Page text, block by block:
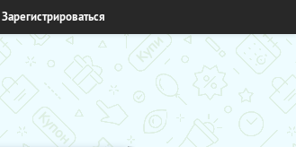
Зарегистрироваться